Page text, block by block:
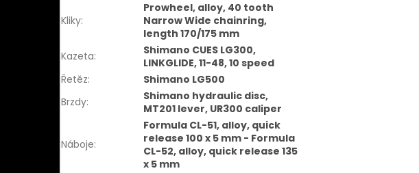
Kliky:
Prowheel, alloy, 40 tooth
Narrow Wide chainring,
length 170/175 mm
Kazeta:
Shimano CUES LG300,
LINKGLIDE, 11-48, 10 speed
Řetěz:
Shimano LG500
Brzdy:
Shimano hydraulic disc,
MT201 lever, UR300 caliper
Náboje:
Formula CL-51, alloy, quick
release 100 x 5 mm - Formula
CL-52, alloy, quick release 135
x 5 mm